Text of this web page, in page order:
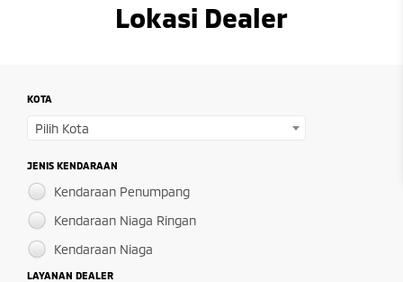
Lokasi Dealer
KOTA
Pilih Kota
JENIS KENDARAAN
Kendaraan Penumpang
Kendaraan Niaga Ringan
Kendaraan Niaga
LAYANAN DEALER